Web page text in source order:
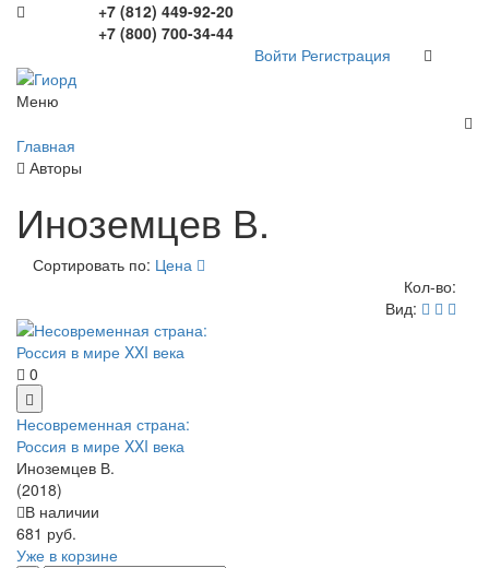
+7 (812) 449-92-20
+7 (800) 700-34-44
Войти Регистрация
Меню
Главная
Авторы
Иноземцев В.
Сортировать по: Цена
Кол-во:
Вид:
0
Несовременная страна:
Россия в мире XXI века
Иноземцев В.
(2018)
В наличии
681 руб.
Уже в корзине